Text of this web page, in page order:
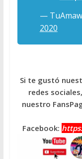
—
2020
Si te gustó
redes
nuestro
Facebook: